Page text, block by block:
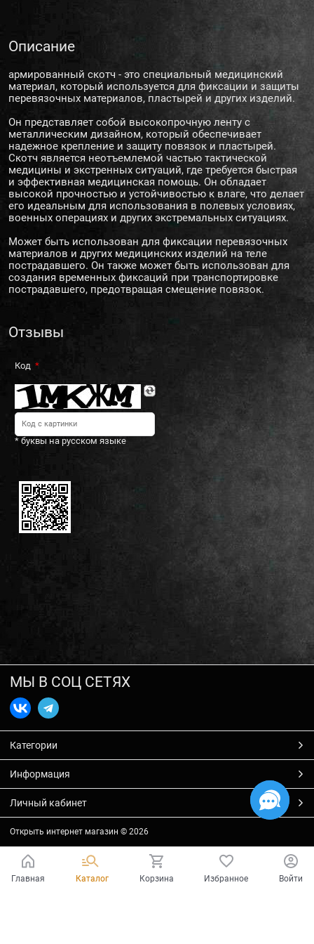
Описание
армированный скотч - это специальный медицинский
материал, который используется для фиксации и защиты
перевязочных материалов, пластырей и других изделий.
Он представляет собой высокопрочную ленту с
металлическим дизайном, который обеспечивает
надежное крепление и защиту повязок и пластырей.
Скотч является неотъемлемой частью тактической
медицины и экстренных ситуаций, где требуется быстрая
и эффективная медицинская помощь. Он обладает
высокой прочностью и устойчивостью к влаге, что делает
его идеальным для использования в полевых условиях,
военных операциях и других экстремальных ситуациях.
Может быть использован для фиксации перевязочных
материалов и других медицинских изделий на теле
пострадавшего. Он также может быть использован для
создания временных фиксаций при транспортировке
пострадавшего, предотвращая смещение повязок.
Отзывы
Код
* буквы на русском языке
МЫ В СОЦ СЕТЯХ
Категории
Информация
Личный кабинет
Открыть интернет магазин © 2026
Главная Каталог Корзина Избранное Войти